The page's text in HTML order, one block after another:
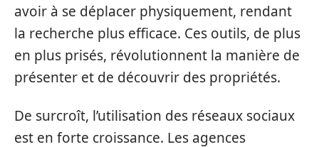
avoir à se déplacer physiquement, rendant
la recherche plus efficace. Ces outils, de plus
en plus prisés, révolutionnent la manière de
présenter et de découvrir des propriétés.
De surcroît, l’utilisation des réseaux sociaux
est en forte croissance. Les agences